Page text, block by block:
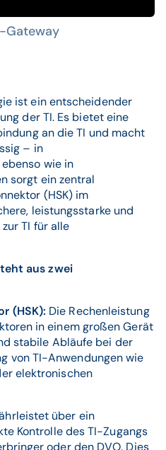
ist ein entscheidender
der TI. Es bietet eine
an die TI und macht
– in
wie in
sorgt ein zentral
(HSK) im
leistungsstarke und
TI für alle
aus zwei
(HSK): Die Rechenleistung
in einem großen Gerät
stabile Abläufe bei der
von TI-Anwendungen wie
elektronischen
über ein
Kontrolle des TI-Zugangs
oder den DVO. Dies
Gateway